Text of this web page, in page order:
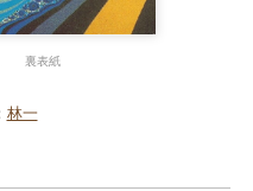
裏表紙
林一